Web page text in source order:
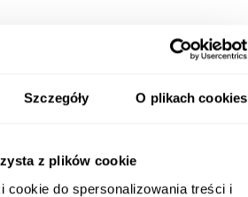
Szczegóły O plikach cookies
z plików cookie
cookie do spersonalizowania treści i